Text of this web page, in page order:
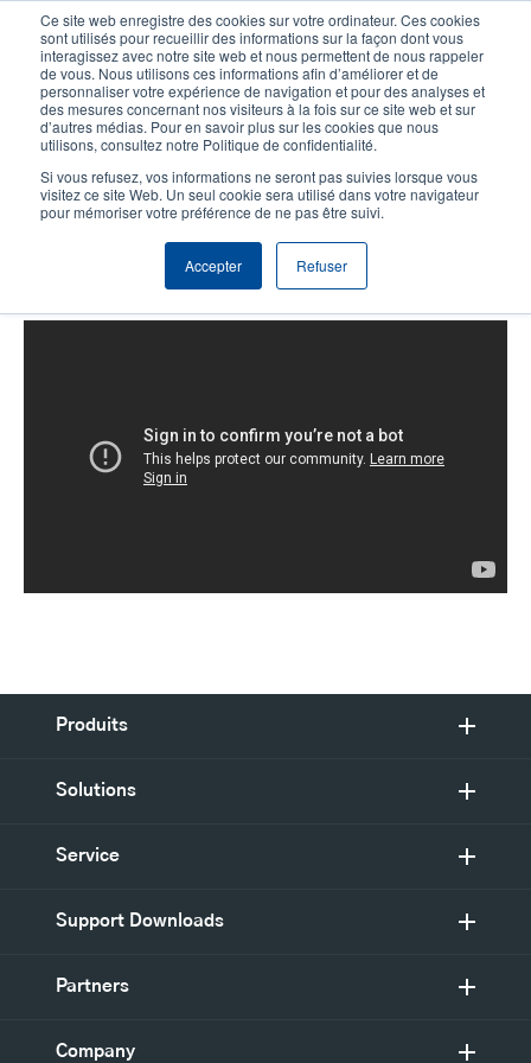
Ce site web enregistre des cookies sur votre ordinateur. Ces cookies
sont utilisés pour recueillir des informations sur la façon dont vous
interagissez avec notre site web et nous permettent de nous rappeler
de vous. Nous utilisons ces informations afin d’améliorer et de
personnaliser votre expérience de navigation et pour des analyses et
des mesures concernant nos visiteurs à la fois sur ce site web et sur
d’autres médias. Pour en savoir plus sur les cookies que nous
utilisons, consultez notre Politique de confidentialité.
Si vous refusez, vos informations ne seront pas suivies lorsque vous
visitez ce site Web. Un seul cookie sera utilisé dans votre navigateur
pour mémoriser votre préférence de ne pas être suivi.
Accepter Refuser
contenu
principal
User
account
menu
User
Header
Sélecteur de produits Tech Support
Contacter le service commercial
T600: Remplacement du rouleau
Produits
Solutions
Service
Support Downloads
Partners
Company